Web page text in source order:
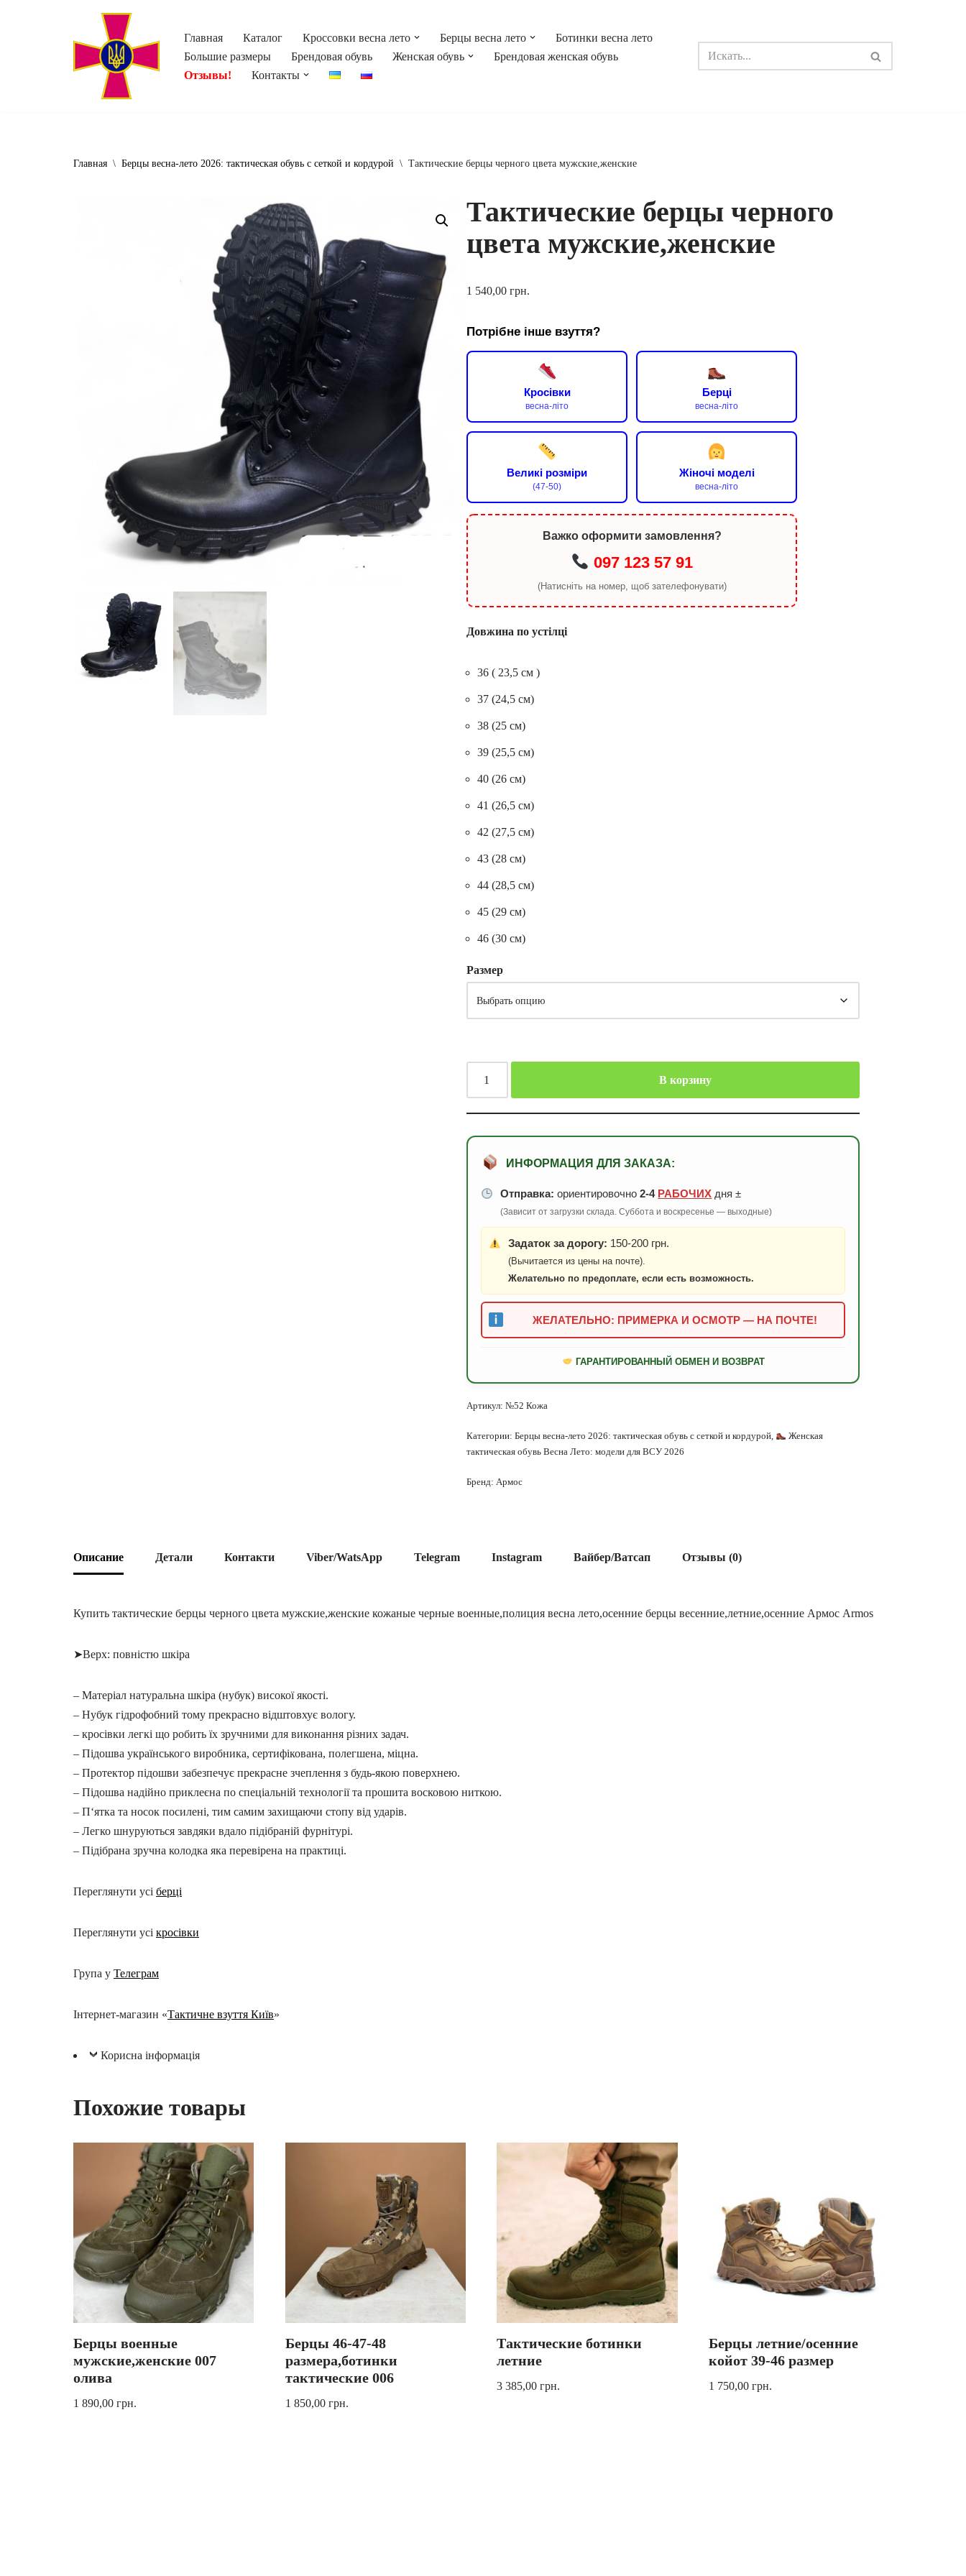
Главная Каталог Кроссовки весна лето Берцы весна лето
Ботинки весна лето
Большие размеры
Брендовая обувь Женская обувь
Брендовая женская обувь
Отзывы!
Контакты
Главная \ Берцы весна-лето 2026: тактическая обувь с сеткой и кордурой \ Тактические берцы черного цвета мужские,женские
Тактические берцы черного
цвета мужские,женские
1 540,00грн.
Потрібне інше взуття?
Кросівки
весна-літо
Берці
весна-літо
Великі розміри
(47-50)
Жіночі моделі
весна-літо
Важко оформити замовлення?
097 123 57 91
(Натисніть на номер, щоб зателефонувати)
Довжина по устілці
36 ( 23,5 см )
37 (24,5 см)
38 (25 см)
39 (25,5 см)
40 (26 см)
41 (26,5 см)
42 (27,5 см)
43 (28 см)
44 (28,5 см)
45 (29 см)
46 (30 см)
Размер
В корзину
ИНФОРМАЦИЯ ДЛЯ ЗАКАЗА:
Отправка: ориентировочно2-4 РАБОЧИХ дня ±
(Зависит от загрузки склада. Суббота и воскресенье — выходные)
Задаток за дорогу: 150-200 грн.
(Вычитается из цены на почте).
Желательно по предоплате, если есть возможность.
ЖЕЛАТЕЛЬНО: ПРИМЕРКА И ОСМОТР — НА ПОЧТЕ!
ГАРАНТИРОВАННЫЙ ОБМЕН И ВОЗВРАТ
Артикул:№52 Кожа
Категории:Берцы весна-лето 2026: тактическая обувь с сеткой и кордурой,
Женская
тактическая обувь Весна Лето: модели для ВСУ 2026
Бренд:Армос
Описание Детали Контакти Viber/WatsApp Telegram Instagram Вайбер/Ватсап Отзывы (0)
Купить тактические берцы черного цвета мужские,женские кожаные черные военные,полиция весна лето,осенние берцы весенние,летние,осенние Армос Armos
➤Верх: повністю шкіра
– Матеріал натуральна шкіра (нубук) високої якості.
– Нубук гідрофобний тому прекрасно відштовхує вологу.
– кросівки легкі що робить їх зручними для виконання різних задач.
– Підошва українського виробника, сертифікована, полегшена, міцна.
– Протектор підошви забезпечує прекрасне зчеплення з будь-якою поверхнею.
– Підошва надійно приклеєна по спеціальній технології та прошита восковою ниткою.
– П‘ятка та носок посилені, тим самим захищаючи стопу від ударів.
– Легко шнуруються завдяки вдало підібраній фурнітурі.
– Підібрана зручна колодка яка перевірена на практиці.
Переглянути усі берці
Переглянути усі кросівки
Група у Телеграм
Інтернет-магазин «Тактичне взуття Київ»
Корисна інформація
Похожие товары
Берцы военные
мужские,женские 007
олива
1 890,00 грн.
Берцы 46-47-48
размера,ботинки
тактические 006
1 850,00 грн.
Тактические ботинки
летние
3 385,00грн.
Берцы летние/осенние
койот 39-46 размер
1 750,00грн.